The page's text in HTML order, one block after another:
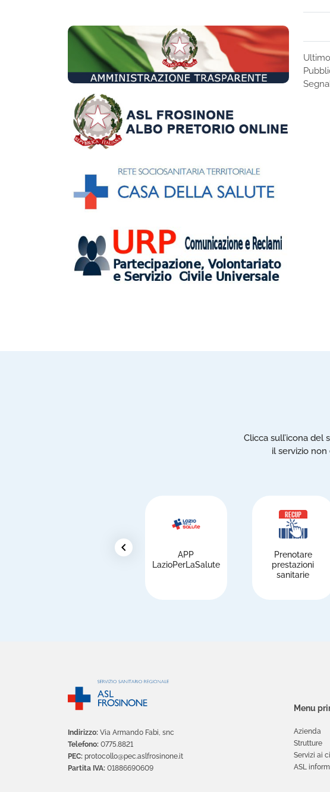
Clicca sull’icona del
il servizio
chevron_left
APP
LazioPerLaSalute
Prenotare
prestazioni
sanitarie
Indirizzo: Via Armando Fabi, snc
Telefono: 0775.8821
PEC: protocollo@pec.aslfrosinone.it
Partita IVA: 01886690609
Menu
Azienda
Strutture
Servizi ai
ASL